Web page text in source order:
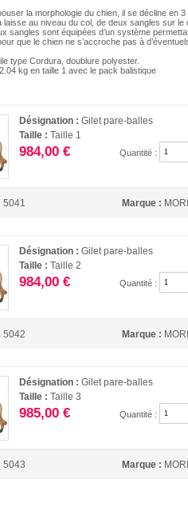
la morphologie du chien, il se décline en 3
laisse au niveau du col, de deux sangles sur
sangles sont équipées d’un système
que le chien ne s’accroche pas à
type Cordura, doublure polyester.
kg en taille 1 avec le pack balistique
Désignation :Gilet pare-balles
Taille :Taille 1
984,00 € Quantité :
5041 Marque :
Désignation :Gilet pare-balles
Taille :Taille 2
984,00 € Quantité :
5042 Marque :
Désignation :Gilet pare-balles
Taille :Taille 3
985,00 € Quantité :
5043 Marque :